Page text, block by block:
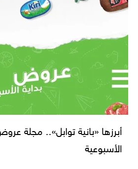
أبرزها «بانية توابل».. مجلة
الأسبوعية